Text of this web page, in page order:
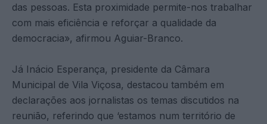
das pessoas. Esta proximidade permite-nos trabalhar
com mais eficiência e reforçar a qualidade da
democracia», afirmou Aguiar-Branco.
Já Inácio Esperança, presidente da Câmara
Municipal de Vila Viçosa, destacou também em
declarações aos jornalistas os temas discutidos na
reunião, referindo que ‘estamos num território de